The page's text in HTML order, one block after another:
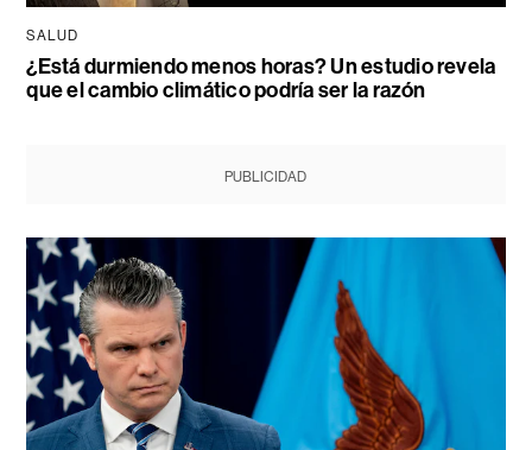
SALUD
¿Está durmiendo menos horas? Un estudio revela
que el cambio climático podría ser la razón
PUBLICIDAD